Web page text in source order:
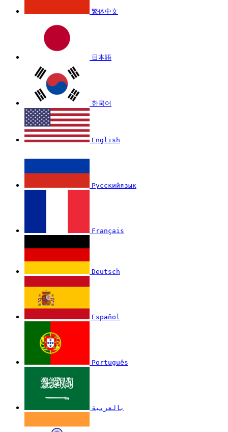
繁体中文
日本語
한국어
English
Русскийязык
Français
Deutsch
Español
Português
بالعربية